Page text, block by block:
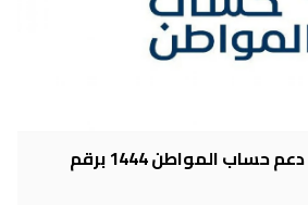
شروط الحصول على دعم حساب المواطن 1444 برقم